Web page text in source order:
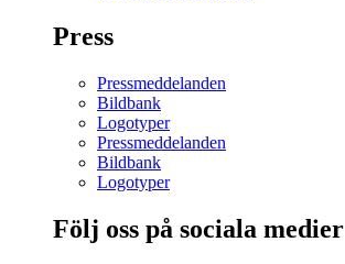
Press
Pressmeddelanden
Bildbank
Logotyper
Pressmeddelanden
Bildbank
Logotyper
Följ oss på sociala medier